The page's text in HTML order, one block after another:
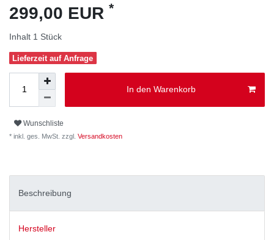
299,00 EUR *
Inhalt 1 Stück
Lieferzeit auf Anfrage
In den Warenkorb
Wunschliste
* inkl. ges. MwSt. zzgl. Versandkosten
Beschreibung
Hersteller